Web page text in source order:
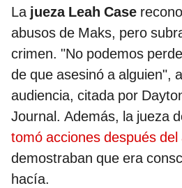
La jueza Leah Case
abusos de Maks, pero
crimen. "No podemos
de que asesinó a alguien",
audiencia, citada por
Journal. Además, la jueza
tomó acciones después
demostraban que era
hacía.